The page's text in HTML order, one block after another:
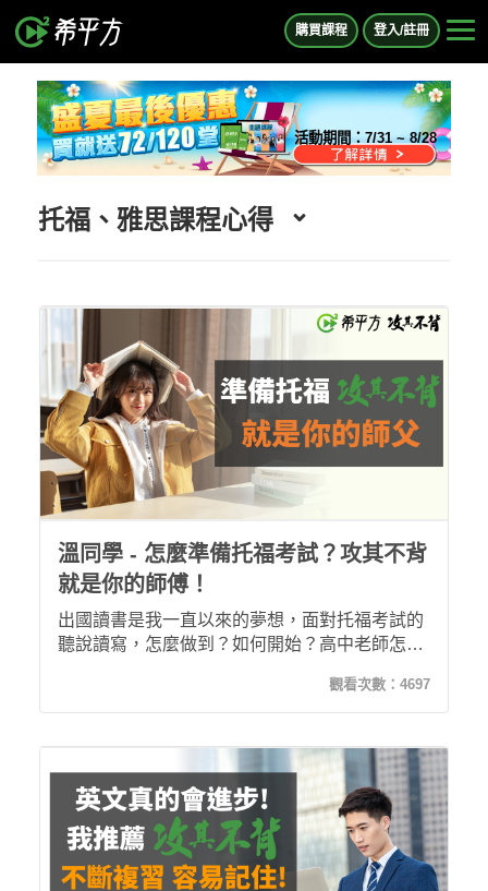
購買課程 登入/註冊
活動期間：7/31 ~ 8/28
托福、雅思課程心得
溫同學 - 怎麼準備托福考試？攻其不背
就是你的師傅！
出國讀書是我一直以來的夢想，面對托福考試的
聽說讀寫，怎麼做到？如何開始？高中老師怎麼
一步一步的課程操作，我從鴨子聽雷，到可以一
口氣聽完五分鐘的英文教授授課，並答對托福題
觀看次數： 4697